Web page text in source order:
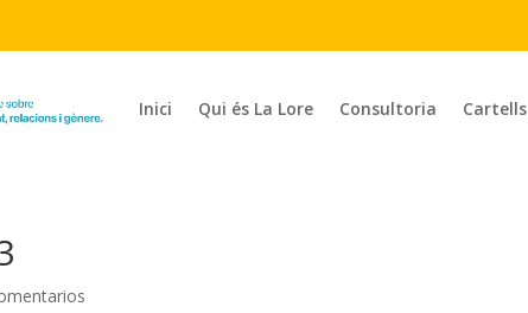
Inici Qui és La Lore Consultoria Cartells